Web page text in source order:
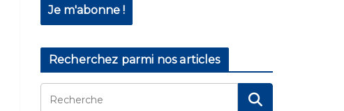
Recherchez parmi nos articles